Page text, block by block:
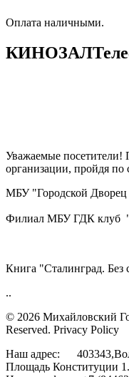
​​​​​​​Оплата наличными.
КИНОЗАЛ
Уважаемые посетители!
организации, пройдя по
МБУ "Городской Дворец
Филиал МБУ ГДК клуб
Книга "Сталинград. Без
..
© 2026 Михайловский
Reserved. Privacy Policy
Наш адрес:
Площадь Конституции 1.